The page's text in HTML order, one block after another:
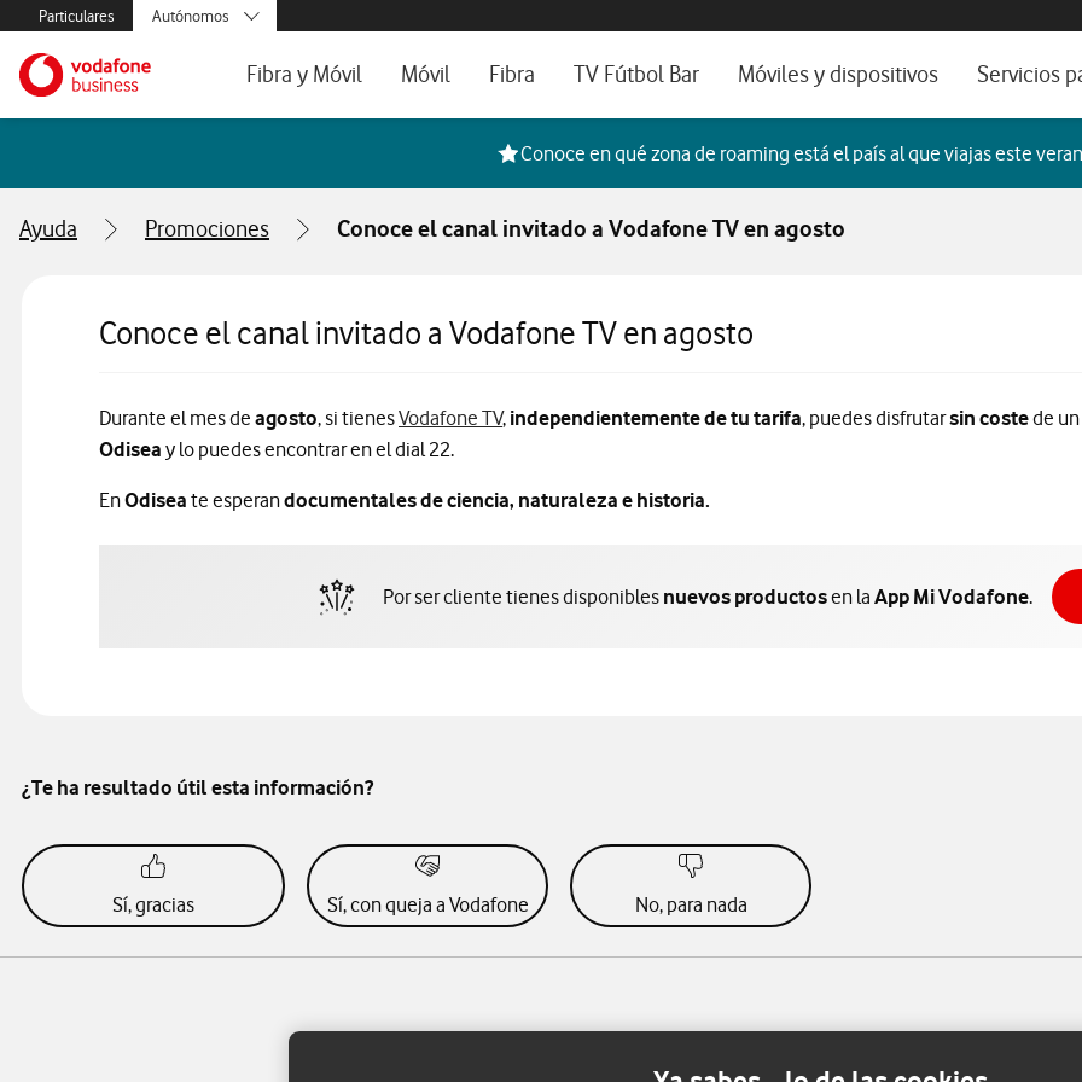
Menús secundarios. Enlace a particulares, empresas y autónomos, ayuda e idioma
Particulares
Menus de segmentación para empresas y autónomos
Autónomos
y AA.PP.
Ir a la pagina principal de vodafone.esFibra y Móvil
Configura tu tarifa
Mi Negocio Pro
Móvil
Tarifas de Móvil
Líneas adicionales
Fibra
Tarifas de Fibra óptica
Cobertura de Fibra
Teléfono fijo
TV Fútbol Bar Móviles y dispositivos
Catálogo de móviles
Ordenadores
Ver todos
Servicios
Servicios
Por ser
Conoce en qué zona de roaming está el país al que viajas este
Ayuda Promociones Conoce el canal invitado a Vodafone TV en agosto
Conoce el canal invitado a Vodafone TV en agosto
Durante el mes de agosto, si tienesVodafone TV, independientemente de tu tarifa, puedes disfrutarsin costede
Odisea y lo puedes encontrar en el dial 22.
EnOdisea te esperandocumentales de ciencia, naturaleza e historia.
Por ser cliente tienes disponibles nuevos productosen laApp Mi Vodafone.
¿Te ha resultado útil esta información?
Sí, gracias Sí, con queja a Vodafone No, para nada